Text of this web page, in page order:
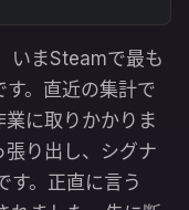
いまSteamで最も
す。直近の集計で
に取りかかりま
張り出し、シグナ
す。正直に言う